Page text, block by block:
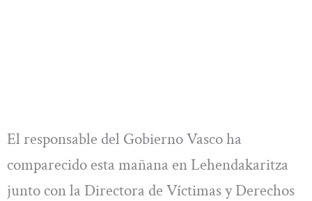
El responsable del Gobierno Vasco ha
comparecido esta mañana en Lehendakaritza
junto con la Directora de Víctimas y Derechos